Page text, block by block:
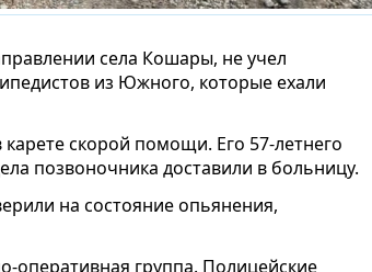
села Кошары, не учел
из Южного, которые ехали
скорой помощи. Его 57-летнего
позвоночника доставили в больницу.
на состояние опьянения,
оперативная группа. Полицейские